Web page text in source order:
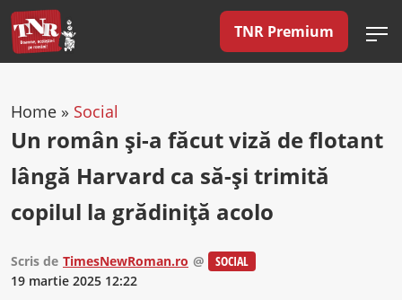
TNR Premium
Home » Social
Un român și-a făcut viză de flotant
lângă Harvard ca să-și trimită
copilul la grădiniță acolo
Scris de TimesNewRoman.ro @
SOCIAL
19 martie 2025 12:22